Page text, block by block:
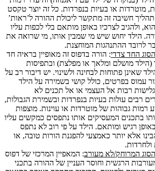
מוטרדות או בעיות בנפרדות. כל זה יוצר טקסט
תהליך חשיבה זה מתקשר ליכולת ההורה ל’ראות’
ולהגיב לצרכיו באופן מותאם בלי לכפות עליו
הילד יחוש שיש מי שמבין אותו, מי שרואה את
לרובד ההתנהגות המוחצנת.
החד צדדי: הורה בדפוס זה מאופיין בראיה חד
מושלם ומלאך או מפלצת) ובתפיסות
שאינן פתוחות לבחינה ולשינוי. יש דיבור רב על
עמוס בפרטים, כולל קושי בשמירה על הילד
רבות אל העצמי או אל תכנים לא
רבים עולות בעיות בנפרדות ובשמירת הגבולות,
רמות גבוהות של מוטרדות או עוינות. מוצפות
בתכנים המעסיקים אותו נתפסים כמקשים עליו
רגיש ומותאם. הילד על פי רוב לא נתפס
אלא יותר כאמצעי להפגנת הורות טובה, או
המרוחק/לא מעורב: המאפיין המרכזי של דפוס
הרגשית וחוסר העניין של ההורה בתכני